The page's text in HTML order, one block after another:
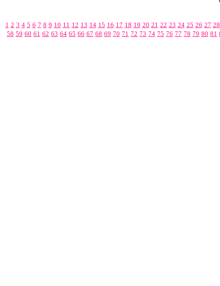
1 2 3 4 5 6 7 8 9 10 11 12 13 14 15 16 17 18 19 20 21 22 23 24 25 26 27 28
58 59 60 61 62 63 64 65 66 67 68 69 70 71 72 73 74 75 76 77 78 79 80 81